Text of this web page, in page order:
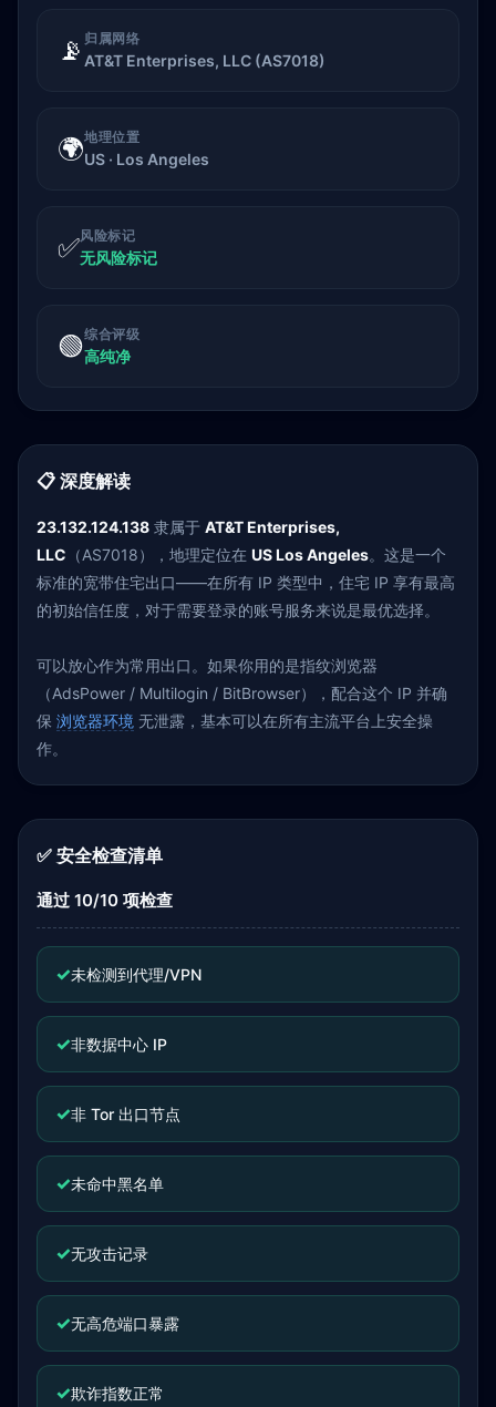
📡 归属网络
AT&T Enterprises, LLC (AS7018)
🌍地理位置
US · Los Angeles
✅风险标记
无风险标记
🟢综合评级
高纯净
📋 深度解读
23.132.124.138 隶属于 AT&T Enterprises,
LLC （AS7018），地理定位在 US Los Angeles。这是一个
标准的宽带住宅出口——在所有 IP 类型中，住宅 IP 享有最高
的初始信任度，对于需要登录的账号服务来说是最优选择。
可以放心作为常用出口。如果你用的是指纹浏览器
（AdsPower / Multilogin / BitBrowser），配合这个 IP 并确
保 浏览器环境 无泄露，基本可以在所有主流平台上安全操
作。
✅ 安全检查清单
通过 10/10 项检查
✓未检测到代理/VPN
✓非数据中心 IP
✓非 Tor 出口节点
✓未命中黑名单
✓无攻击记录
✓无高危端口暴露
✓欺诈指数正常